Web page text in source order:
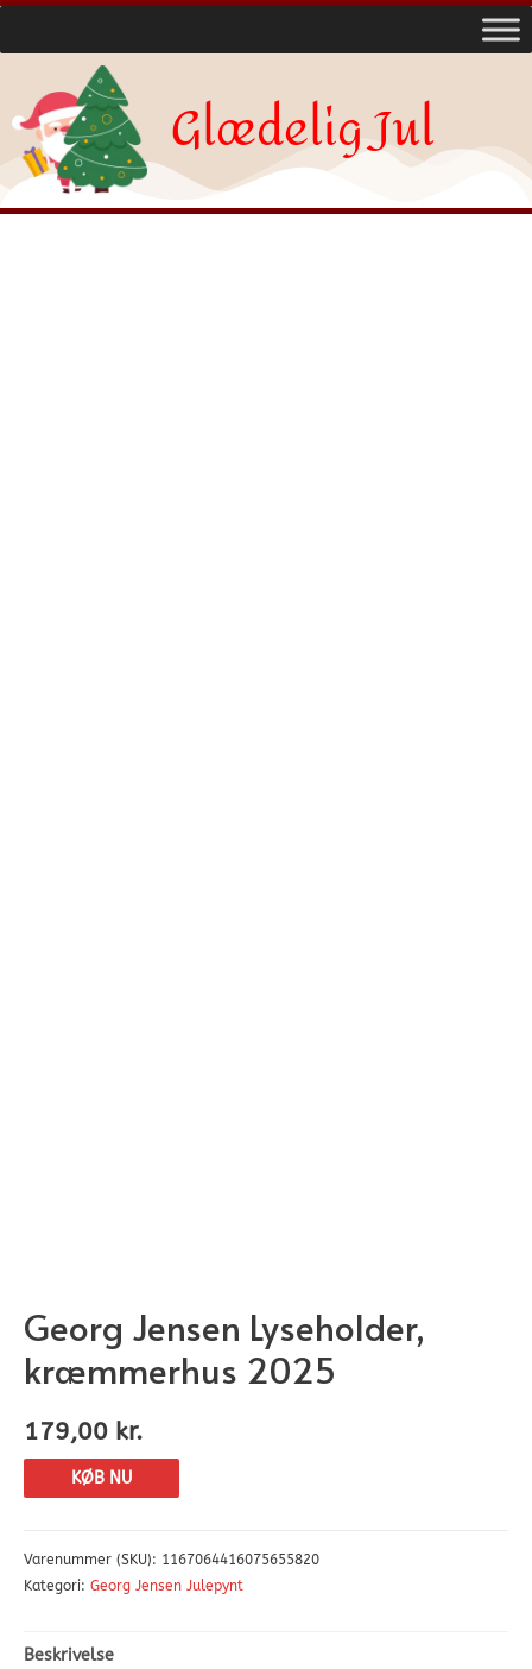
Glædelig Jul
Georg Jensen Lyseholder,
kræmmerhus 2025
179,00 kr.
KØB NU
Varenummer (SKU): 1167064416075655820
Kategori: Georg Jensen Julepynt
Beskrivelse